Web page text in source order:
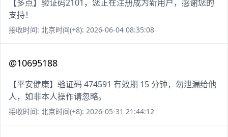
【多点】验证码2101，您正在注册成为新用户，感谢您的
支持！
接收时间: 北京时间(+8): 2026-06-04 08:35:08
@10695188
【平安健康】验证码 474591 有效期 15 分钟，勿泄漏给他
人，如非本人操作请忽略。
接收时间: 北京时间(+8): 2026-05-31 21:44:12